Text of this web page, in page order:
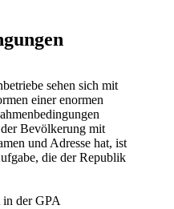
sehen sich mit
einer enormen
Bevölkerung mit
und Adresse hat, ist
die der Republik
in der GPA